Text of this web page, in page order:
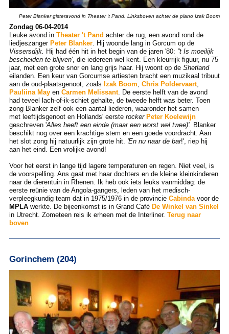
Peter Blanker gisteravond in Theater 't Pand. Linksboven achter de piano Izak Boom
Zondag 06-04-2014
Leuke avond in Theater 't Pand achter de rug, een avond rond de
liedjeszanger Peter Blanker. Hij woonde lang in Gorcum op de
Vissersdijk. Hij had één hit in het begin van de jaren '80: ''t Is moeilijk
bescheiden te blijven', die iedereen wel kent. Een kleurrijk figuur, nu 75
jaar, met een grote snor en lang grijs haar. Hij woont op de Shetland
eilanden. Een keur van Gorcumse artiesten bracht een muzikaal tribuut
aan de oud-plaatsgenoot, zoals Izak Boom, Chris Poldervaart,
Pauliina Mayen Carmen Melissant. De eerste helft van de avond
had teveel lach-of-ik-schiet gehalte, de tweede helft was beter. Toen
zong Blanker zelf ook een aantal liederen, waaronder het samen
met leeftijdsgenoot en Hollands' eerste rocker Peter Koelewijn
geschreven 'Alles heeft een einde (maar een worst wel twee)'. Blanker
beschikt nog over een krachtige stem en een goede voordracht. Aan
het slot zong hij natuurlijk zijn grote hit. 'En nu naar de bar!', riep hij
aan het eind. Een vrolijke avond!
Voor het eerst in lange tijd lagere temperaturen en regen. Niet veel, is
de voorspelling. Ans gaat met haar dochters en de kleine kleinkinderen
naar de dierentuin in Rhenen. Ik heb ook iets leuks vanmiddag: de
eerste reünie van de Angola-gangers, leden van het medisch-
verpleegkundig team dat in 1975/1976 in de provincieCabindavoor de
MPLAwerkte. De bijeenkomst is in Grand Café De Winkel van Sinkel
in Utrecht. Zometeen reis ik erheen met de Interliner. Terug naar
boven
Gorinchem (204)